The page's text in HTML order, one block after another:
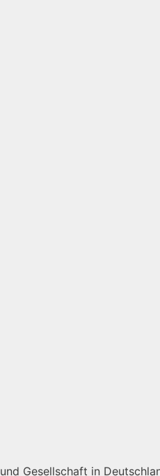
Gesellschaft in